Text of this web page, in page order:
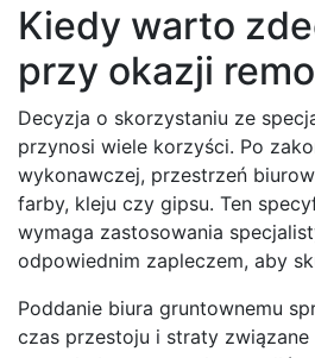
Kiedy warto
przy okazji
Decyzja o skorzystaniu ze
przynosi wiele korzyści. Po
wykonawczej, przestrzeń
farby, kleju czy gipsu. Ten
wymaga zastosowania
odpowiednim zapleczem, aby
Poddanie biura gruntownemu
czas przestoju i straty związane